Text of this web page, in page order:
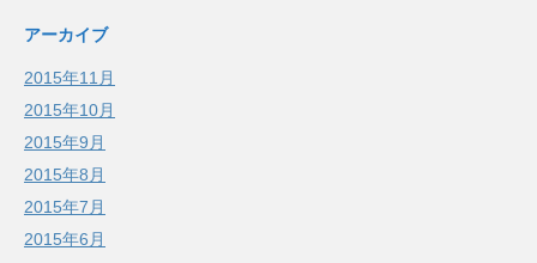
アーカイブ
2015年11月
2015年10月
2015年9月
2015年8月
2015年7月
2015年6月